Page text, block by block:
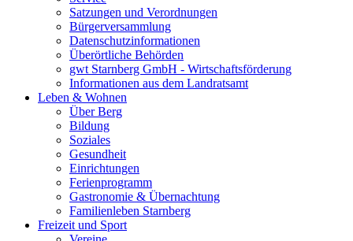
Satzungen und Verordnungen
Bürgerversammlung
Datenschutzinformationen
Überörtliche Behörden
gwt Starnberg GmbH - Wirtschaftsförderung
Informationen aus dem Landratsamt
Leben & Wohnen
Über Berg
Bildung
Soziales
Gesundheit
Einrichtungen
Ferienprogramm
Gastronomie & Übernachtung
Familienleben Starnberg
Freizeit und Sport